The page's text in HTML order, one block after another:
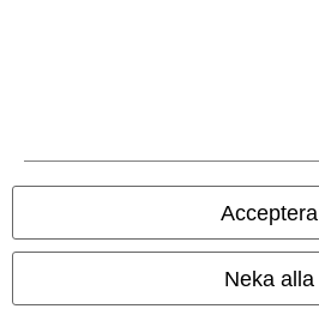
Acceptera
Neka alla
Villkor
Om oss
Ladda ner villkoren